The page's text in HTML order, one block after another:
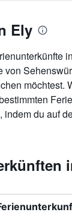
Ely
von
möchtest.
indem du auf